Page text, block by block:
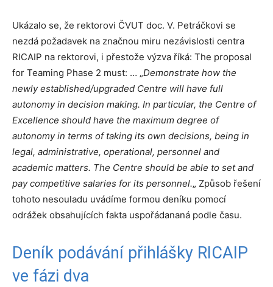
Ukázalo se, že rektorovi ČVUT doc. V. Petráčkovi se
nezdá požadavek na značnou miru nezávislosti centra
RICAIP na rektorovi, i přestože výzva říká: The proposal
for Teaming Phase 2 must: … „Demonstrate how the
newly established/upgraded Centre will have full
autonomy in decision making. In particular, the Centre of
Excellence should have the maximum degree of
autonomy in terms of taking its own decisions, being in
legal, administrative, operational, personnel and
academic matters. The Centre should be able to set and
pay competitive salaries for its personnel.„ Způsob řešení
tohoto nesouladu uvádíme formou deníku pomocí
odrážek obsahujících fakta uspořádananá podle času.
Deník podávání přihlášky RICAIP
ve fázi dva